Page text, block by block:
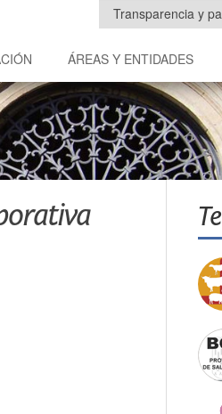
Transparencia y
ÁREAS Y ENTIDADES